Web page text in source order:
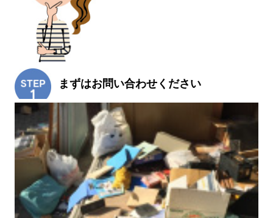
まずはお問い合わせください